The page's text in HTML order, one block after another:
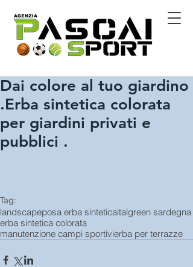
Dai colore al tuo giardino
.Erba sintetica colorata
per giardini privati e
pubblici .
Tag:
landscapeposa erba sinteticaitalgreen sardegna
erba sintetica colorata
manutenzione campi sportivierba per terrazze